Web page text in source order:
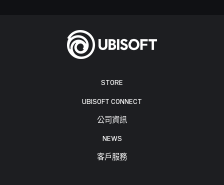
STORE
UBISOFT CONNECT
公司資訊
NEWS
客戶服務